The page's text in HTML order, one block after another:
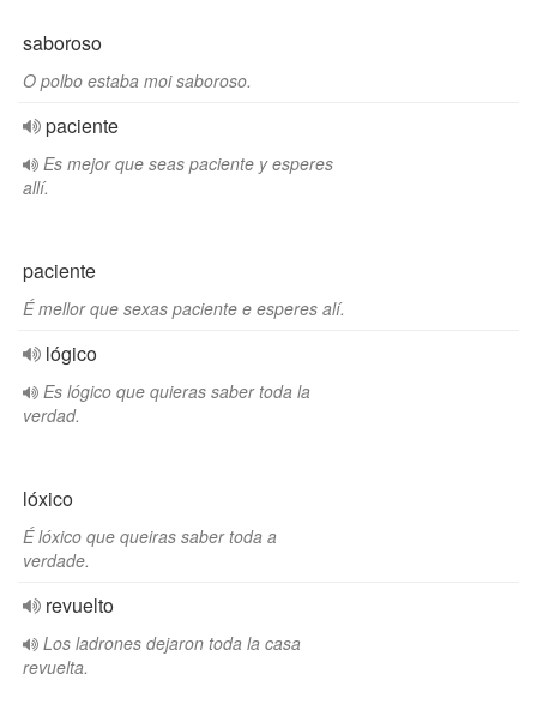
saboroso
O polbo estaba moi saboroso.
paciente
Es mejor que seas paciente y esperes
allí.
paciente
É mellor que sexas paciente e esperes alí.
lógico
Es lógico que quieras saber toda la
verdad.
lóxico
É lóxico que queiras saber toda a
verdade.
revuelto
Los ladrones dejaron toda la casa
revuelta.